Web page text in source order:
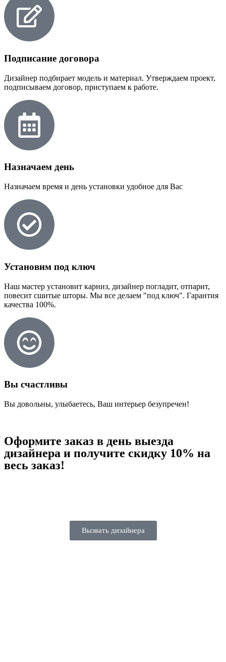
Подписание договора
Дизайнер подбирает модель и материал. Утверждаем проект,
подписываем договор, приступаем к работе.
Назначаем день
Назначаем время и день установки удобное для Вас
Установим под ключ
Наш мастер установит карниз, дизайнер погладит, отпарит,
повесит сшитые шторы. Мы все делаем "под ключ". Гарантия
качества 100%.
Вы счастливы
Вы довольны, улыбаетесь, Ваш интерьер безупречен!
Оформите заказ в день выезда
дизайнера и получите скидку 10% на
весь заказ!
Вызвать дизайнера